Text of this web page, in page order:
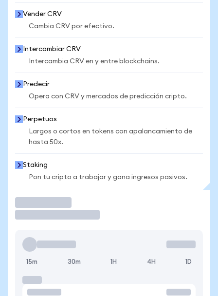
Vender CRV
Cambia CRV por efectivo.
Intercambiar CRV
Intercambia CRV en y entre blockchains.
Predecir
Opera con CRV y mercados de predicción cripto.
Perpetuos
Largos o cortos en tokens con apalancamiento de
hasta 50x.
Staking
Pon tu cripto a trabajar y gana ingresos pasivos.
15m 30m 1H 4H 1D